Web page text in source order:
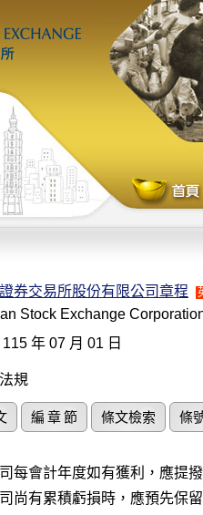
券交易所股份有限公司章程
Stock Exchange
115 年 07 月 01 日
規
編 章 節 條文檢索 條
每會計年度如有獲利，應提
尚有累積虧損時，應預先保